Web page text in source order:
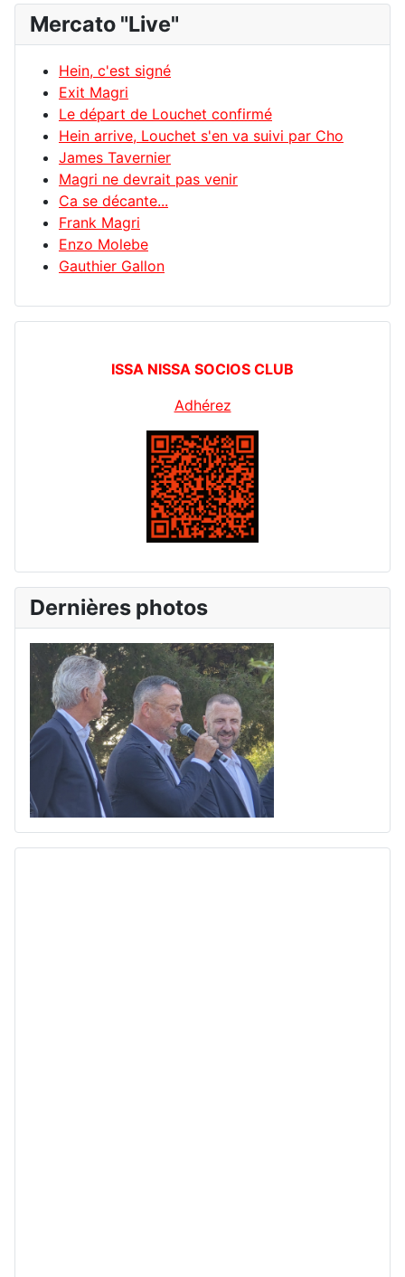
Mercato "Live"
Hein, c'est signé
Exit Magri
Le départ de Louchet confirmé
Hein arrive, Louchet s'en va suivi par Cho
James Tavernier
Magri ne devrait pas venir
Ca se décante...
Frank Magri
Enzo Molebe
Gauthier Gallon
ISSA NISSA SOCIOS CLUB
Adhérez
Dernières photos